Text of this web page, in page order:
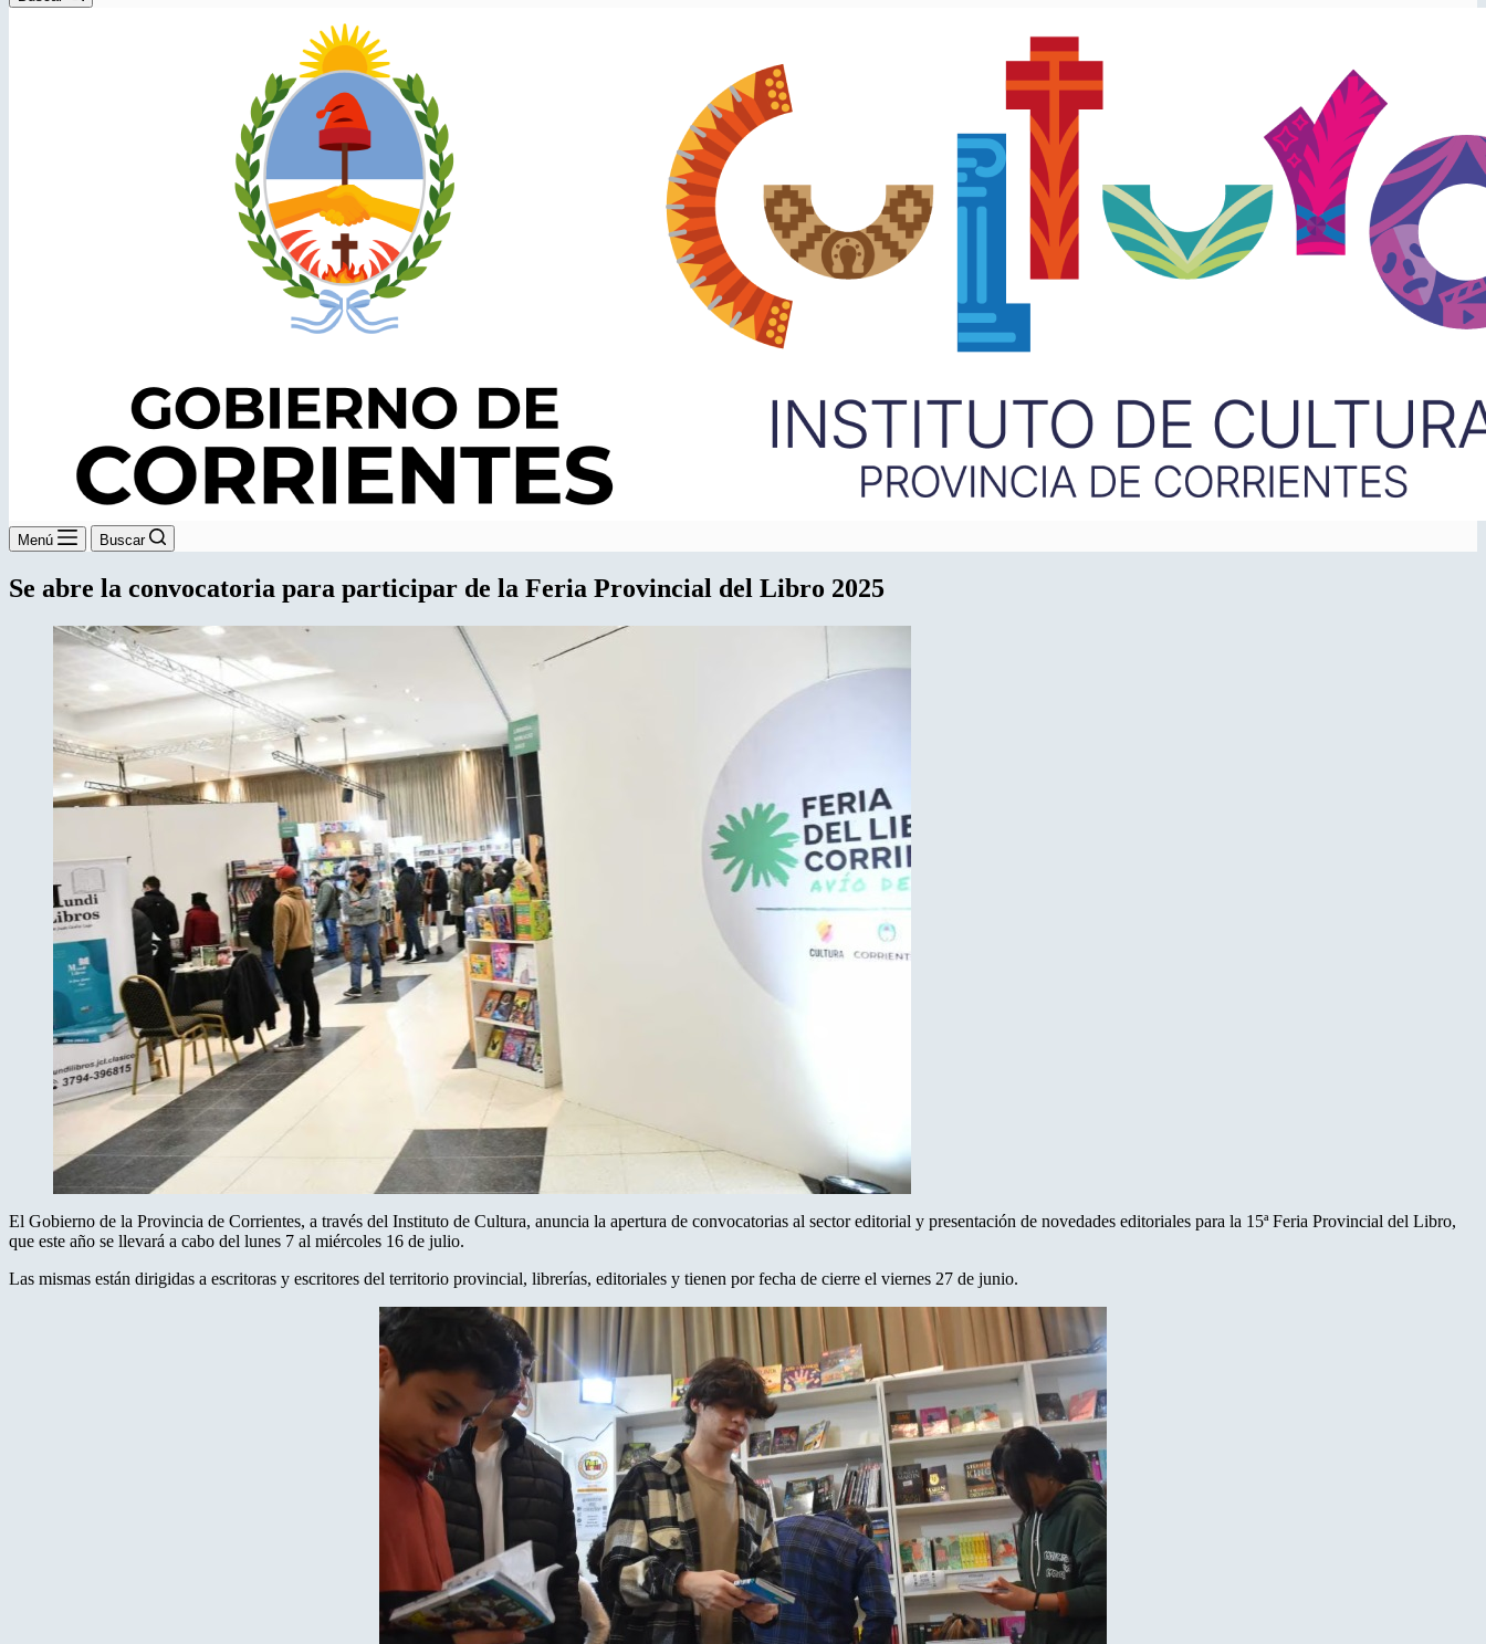
Menú Buscar
Se abre la convocatoria para participar de la Feria Provincial del Libro 2025
El Gobierno de la Provincia de Corrientes, a través del Instituto de Cultura, anuncia la apertura de convocatorias al sector editorial y presentación de novedades editoriales para la 15ª Feria Provincial del Libro,
que este año se llevará a cabo del lunes 7 al miércoles 16 de julio.
Las mismas están dirigidas a escritoras y escritores del territorio provincial, librerías, editoriales y tienen por fecha de cierre el viernes 27 de junio.